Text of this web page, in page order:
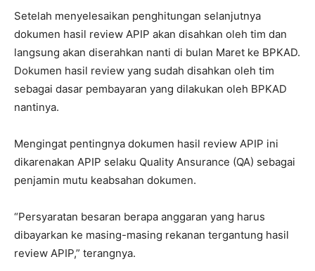
Setelah menyelesaikan penghitungan selanjutnya
dokumen hasil review APIP akan disahkan oleh tim dan
langsung akan diserahkan nanti di bulan Maret ke BPKAD.
Dokumen hasil review yang sudah disahkan oleh tim
sebagai dasar pembayaran yang dilakukan oleh BPKAD
nantinya.
Mengingat pentingnya dokumen hasil review APIP ini
dikarenakan APIP selaku Quality Ansurance (QA) sebagai
penjamin mutu keabsahan dokumen.
“Persyaratan besaran berapa anggaran yang harus
dibayarkan ke masing-masing rekanan tergantung hasil
review APIP,” terangnya.